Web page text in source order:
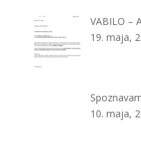
VABILO –
19. maja,
10. maja,